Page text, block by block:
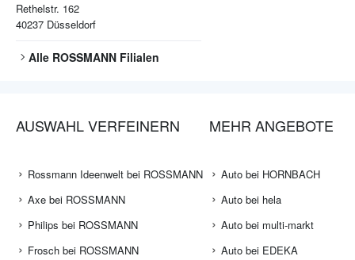
Rethelstr. 162
40237 Düsseldorf
Alle ROSSMANN Filialen
AUSWAHL VERFEINERN
Rossmann Ideenwelt bei ROSSMANN
Axe bei ROSSMANN
Philips bei ROSSMANN
Frosch bei ROSSMANN
MEHR ANGEBOTE
Auto bei HORNBACH
Auto bei hela
Auto bei multi-markt
Auto bei EDEKA